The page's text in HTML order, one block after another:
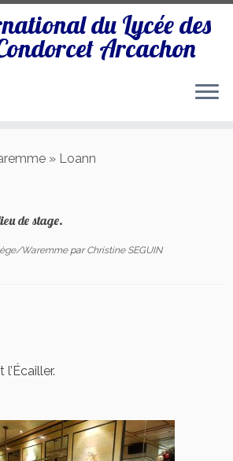
du Lycée des
Arcachon
» Loann
de stage.
Waremme parChristine SEGUIN